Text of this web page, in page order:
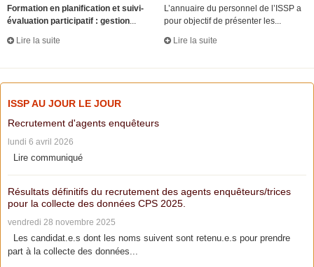
Formation en planification et suivi-
évaluation participatif : gestion...
Lire la suite
L’annuaire du personnel de l’ISSP a
pour objectif de présenter les...
Lire la suite
ISSP AU JOUR LE JOUR
Recrutement d'agents enquêteurs
lundi 6 avril 2026
Lire communiqué
Résultats définitifs du recrutement des agents enquêteurs/trices
pour la collecte des données CPS 2025.
vendredi 28 novembre 2025
Les candidat.e.s dont les noms suivent sont retenu.e.s pour prendre
part à la collecte des données...